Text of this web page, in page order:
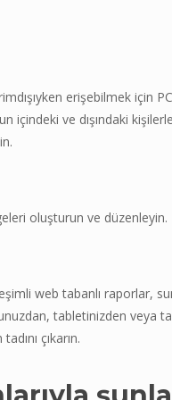
erişebilmek için
içindeki ve dışındaki
oluşturun ve düzenleyin.
web tabanlı raporlar,
tabletinizden veya
çıkarın.